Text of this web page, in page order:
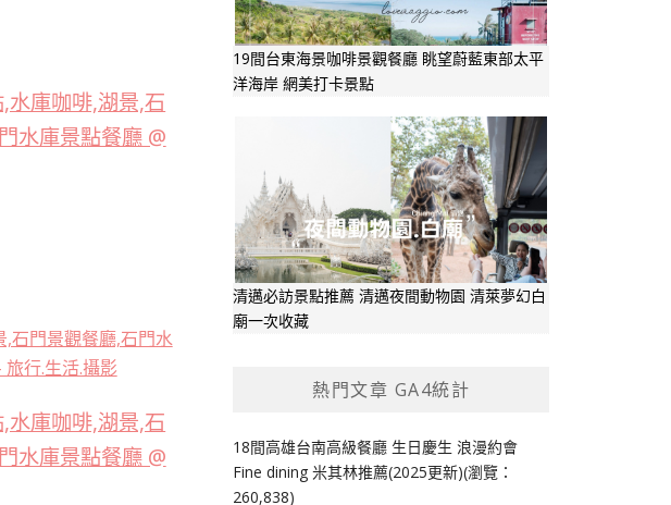
19間台東海景咖啡景觀餐廳 眺望蔚藍東部太平
洋海岸 網美打卡景點
清邁必訪景點推薦 清邁夜間動物園 清萊夢幻白
廟一次收藏
熱門文章 GA4統計
18間高雄台南高級餐廳 生日慶生 浪漫約會
Fine dining 米其林推薦(2025更新)(瀏覽：
260,838)